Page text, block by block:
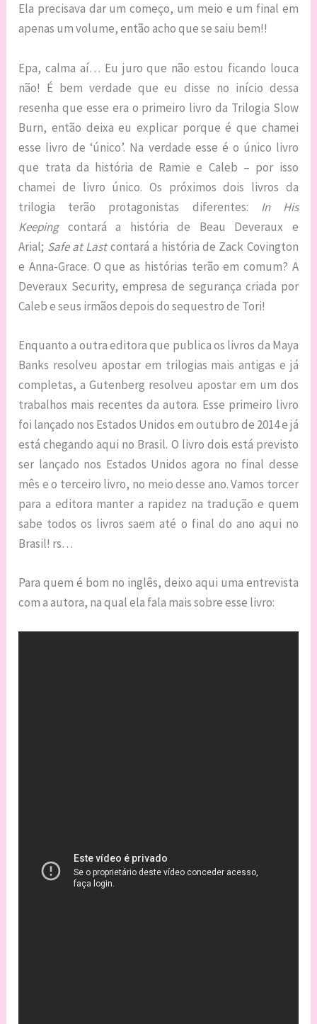
Ela precisava dar um começo, um meio e um final em
apenas um volume, então acho que se saiu bem!!
Epa, calma aí… Eu juro que não estou ficando louca
não! É bem verdade que eu disse no início dessa
resenha que esse era o primeiro livro da Trilogia Slow
Burn, então deixa eu explicar porque é que chamei
esse livro de ‘único’. Na verdade esse é o único livro
que trata da história de Ramie e Caleb – por isso
chamei de livro único. Os próximos dois livros da
trilogia terão protagonistas diferentes: In His
Keeping contará a história de Beau Deveraux e
Arial; Safe at Lastcontará a história de Zack Covington
e Anna-Grace. O que as histórias terão em comum? A
Deveraux Security, empresa de segurança criada por
Caleb e seus irmãos depois do sequestro de Tori!
Enquanto a outra editora que publica os livros da Maya
Banks resolveu apostar em trilogias mais antigas e já
completas, a Gutenberg resolveu apostar em um dos
trabalhos mais recentes da autora. Esse primeiro livro
foi lançado nos Estados Unidos em outubro de 2014 e já
está chegando aqui no Brasil. O livro dois está previsto
ser lançado nos Estados Unidos agora no final desse
mês e o terceiro livro, no meio desse ano. Vamos torcer
para a editora manter a rapidez na tradução e quem
sabe todos os livros saem até o final do ano aqui no
Brasil! rs…
Para quem é bom no inglês, deixo aqui uma entrevista
com a autora, na qual ela fala mais sobre esse livro: